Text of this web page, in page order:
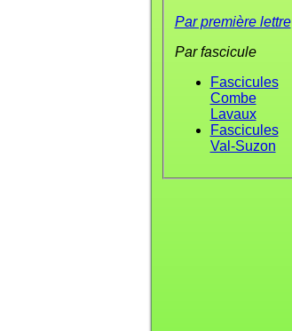
Par première lettre
Par fascicule
Fascicules
Combe
Lavaux
Fascicules
Val-Suzon